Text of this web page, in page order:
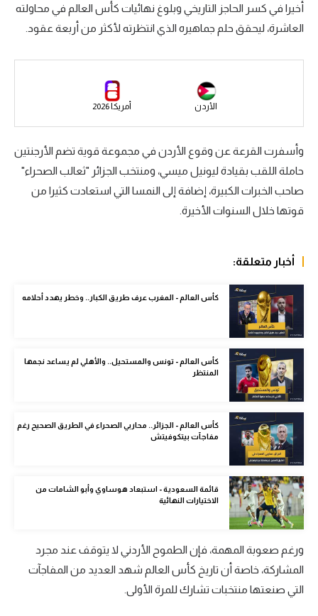
الدوري الإسباني
دوري أبطال أوروبا
القسم الثاني
كرة السلة الأمريكية
كرة سلة
كرة يد
الوطن العربي
في المونديال
رياضة نسائية
آسيا
أمريكا
ركن الألعاب
أقسام خاصة
ميركاتو
تحقيق في الجول
تقرير في الجول
تحليل في الجول
أخيرا في كسر الحاجز التاريخي وبلوغ نهائيات كأس العالم في محاولته
العاشرة، ليحقق حلم جماهيره الذي انتظرته لأكثر من أربعة عقود.
الأردن أمريكا 2026
وأسفرت القرعة عن وقوع الأردن في مجموعة قوية تضم الأرجنتين
حاملة اللقب بقيادة ليونيل ميسي، ومنتخب الجزائر "ثعالب الصحراء"
صاحب الخبرات الكبيرة، إضافة إلى النمسا التي استعادت كثيرا من
قوتها خلال السنوات الأخيرة.
أخبار متعلقة:
كأس العالم - المغرب عرف طريق الكبار.. وخطر يهدد أحلامه
كأس العالم - تونس والمستحيل.. والأهلي لم يساعد نجمها
المنتظر
كأس العالم - الجزائر.. محاربي الصحراء في الطريق الصحيح رغم
مفاجآت بيتكوفيتش
قائمة السعودية - استبعاد هوساوي وأبو الشامات من
الاختيارات النهائية
ورغم صعوبة المهمة، فإن الطموح الأردني لا يتوقف عند مجرد
المشاركة، خاصة أن تاريخ كأس العالم شهد العديد من المفاجآت
التي صنعتها منتخبات تشارك للمرة الأولى.